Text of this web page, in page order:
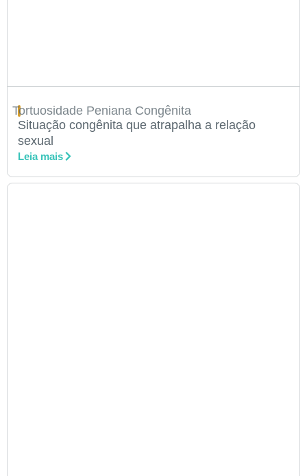
Tortuosidade Peniana Congênita
Situação congênita que atrapalha a relação
sexual
Leia mais